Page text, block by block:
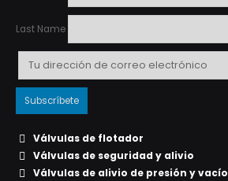
Last Name
Válvulas de flotador
Válvulas de seguridad y alivio
Válvulas de alivio de presión y vacío